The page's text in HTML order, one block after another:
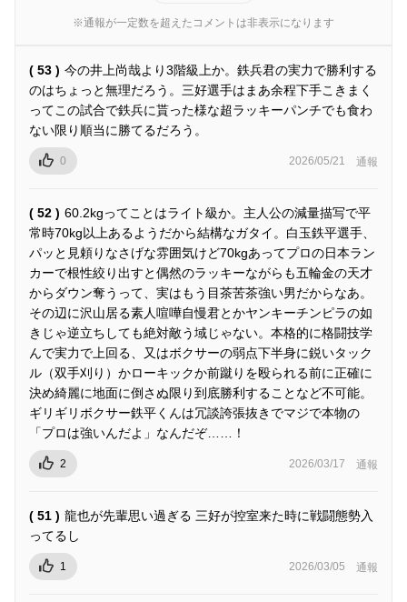
※通報が一定数を超えたコメントは非表示になります
( 53 ) 今の井上尚哉より3階級上か。鉄兵君の実力で勝利する
のはちょっと無理だろう。三好選手はまあ余程下手こきまく
ってこの試合で鉄兵に貰った様な超ラッキーパンチでも食わ
ない限り順当に勝てるだろう。
0 2026/05/21 通報
( 52 ) 60.2kgってことはライト級か。主人公の減量描写で平
常時70kg以上あるようだから結構なガタイ。白玉鉄平選手、
パッと見頼りなさげな雰囲気けど70kgあってプロの日本ラン
カーで根性絞り出すと偶然のラッキーながらも五輪金の天才
からダウン奪うって、実はもう目茶苦茶強い男だからなあ。
その辺に沢山居る素人喧嘩自慢君とかヤンキーチンピラの如
きじゃ逆立ちしても絶対敵う域じゃない。本格的に格闘技学
んで実力で上回る、又はボクサーの弱点下半身に鋭いタック
ル（双手刈り）かローキックか前蹴りを殴られる前に正確に
決め綺麗に地面に倒さぬ限り到底勝利することなど不可能。
ギリギリボクサー鉄平くんは冗談誇張抜きでマジで本物の
「プロは強いんだよ」なんだぞ……！
2 2026/03/17 通報
( 51 ) 龍也が先輩思い過ぎる 三好が控室来た時に戦闘態勢入
ってるし
1 2026/03/05 通報